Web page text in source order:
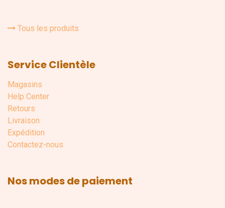
Tous les produits
Service Clientèle
Magasins
Help Center
Retours
Livraison
Expédition
Contactez-nous
Nos modes de paiement